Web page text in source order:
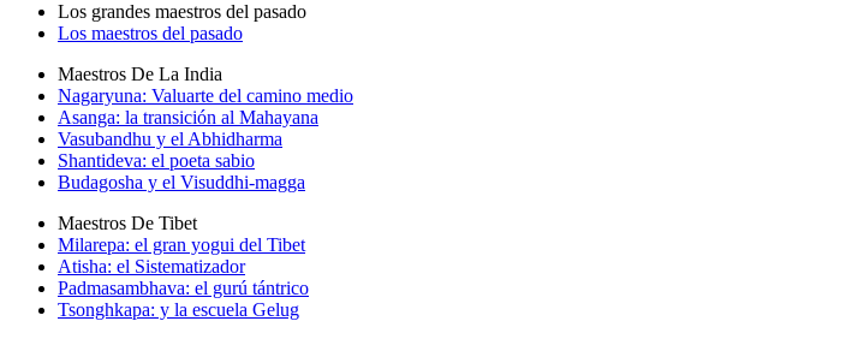
Los grandes maestros del pasado
Los maestros del pasado
Maestros De La India
Nagaryuna: Valuarte del camino medio
Asanga: la transición al Mahayana
Vasubandhu y el Abhidharma
Shantideva: el poeta sabio
Budagosha y el Visuddhi-magga
Maestros De Tibet
Milarepa: el gran yogui del Tibet
Atisha: el Sistematizador
Padmasambhava: el gurú tántrico
Tsonghkapa: y la escuela Gelug